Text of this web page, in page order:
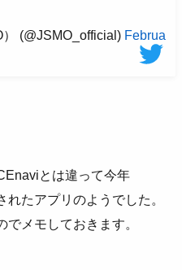
(@JSMO_official) Februa
とは違って今年
れたアプリのようでした。
メモしておきます。